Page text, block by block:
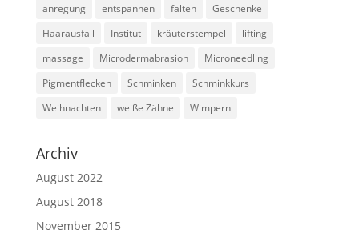
anregung entspannen falten
Geschenke
Haarausfall
Institut kräuterstempel
lifting
massage
Microdermabrasion
Microneedling
Pigmentflecken
Schminken
Schminkkurs
Weihnachten
weiße Zähne Wimpern
Archiv
August 2022
August 2018
November 2015